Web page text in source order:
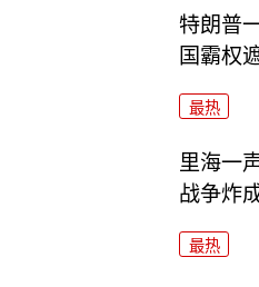
特朗普
国霸权
最热
里海一
战争炸
最热